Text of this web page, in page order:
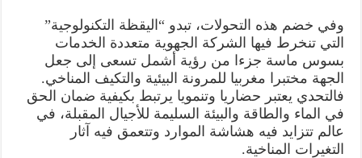
وفي خضم هذه التحولات، تبدو “اليقظة التكنولوجية”
التي تنخرط فيها الشركة الجهوية متعددة الخدمات
بسوس ماسة جزءا من رؤية أشمل تسعى إلى جعل
الجهة مختبرا مغربيا للمرونة البيئية والتكيف المناخي.
فالتحدي يعتبر حضاريا وتنمويا يرتبط بكيفية ضمان الحق
في الماء والطاقة والبيئة السليمة للأجيال المقبلة، في
عالم تتزايد فيه هشاشة الموارد وتتعمق فيه آثار
التغيرات المناخية.